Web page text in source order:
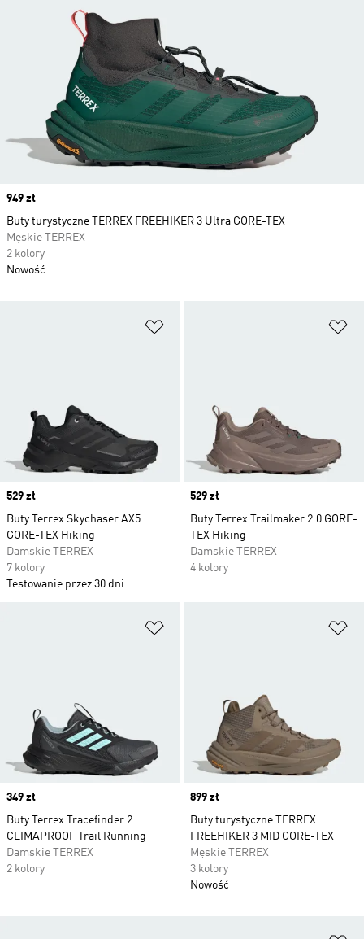
Price
529 zł
Buty Terrex Skychaser AX5
GORE-TEX Hiking
Damskie TERREX
7 kolory
Testowanie przez 30 dni
Price
529 zł
Buty Terrex Trailmaker 2.0 GORE-
TEX Hiking
Damskie TERREX
4 kolory
Price
349 zł
Buty Terrex Tracefinder 2
CLIMAPROOF Trail Running
Damskie TERREX
2 kolory
Price
899 zł
Buty turystyczne TERREX
FREEHIKER 3 MID GORE-TEX
Męskie TERREX
3 kolory
Nowość
Price
949 zł
Buty turystyczne TERREX FREEHIKER 3 Ultra GORE-TEX
Męskie TERREX
2 kolory
Nowość